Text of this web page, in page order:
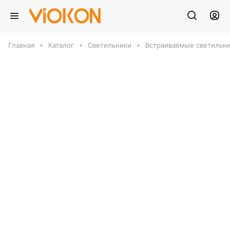
Главная Каталог Светильники Встраиваемые